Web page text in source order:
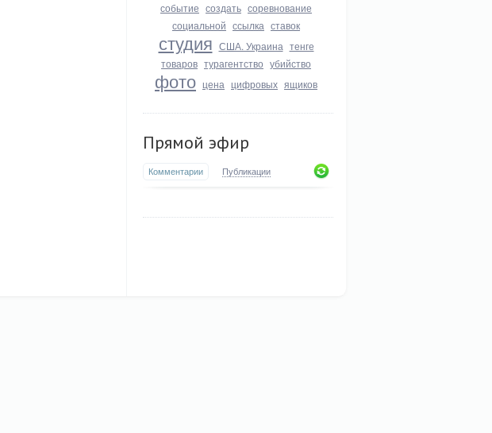
событие создать соревнование
социальной ссылка ставок
студия США. Украина тенге
товаров турагентство убийство
фото цена цифровых ящиков
Прямой эфир
Комментарии Публикации